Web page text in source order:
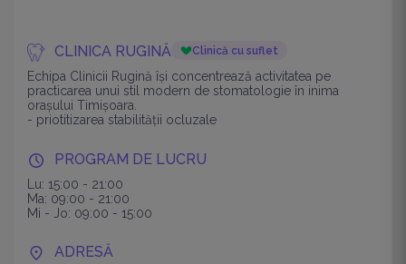
CLINICA RUGINĂ Clinică cu suflet
Echipa Clinicii Rugină își concentrează activitatea pe
practicarea unui stil modern de stomatologie în inima
orașului Timișoara.
- priotitizarea stabilității ocluzale
PROGRAM DE LUCRU
Lu: 15:00 - 21:00
Ma: 09:00 - 21:00
Mi - Jo: 09:00 - 15:00
ADRESĂ